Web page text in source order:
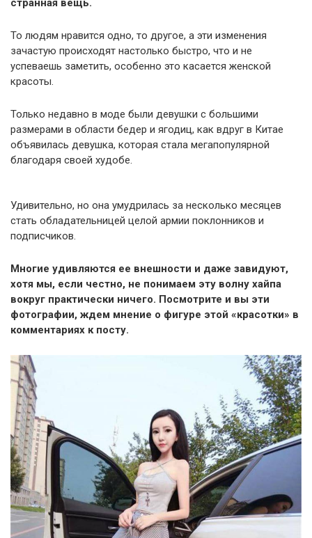
странная вещь.
То людям нравится одно, то другое, а эти изменения
зачастую происходят настолько быстро, что и не
успеваешь заметить, особенно это касается женской
красоты.
Только недавно в моде были девушки с большими
размерами в области бедер и ягодиц, как вдруг в Китае
объявилась девушка, которая стала мегапопулярной
благодаря своей худобе.
Удивительно, но она умудрилась за несколько месяцев
стать обладательницей целой армии поклонников и
подписчиков.
Многие удивляются ее внешности и даже завидуют,
хотя мы, если честно, не понимаем эту волну хайпа
вокруг практически ничего. Посмотрите и вы эти
фотографии, ждем мнение о фигуре этой «красотки» в
комментариях к посту.